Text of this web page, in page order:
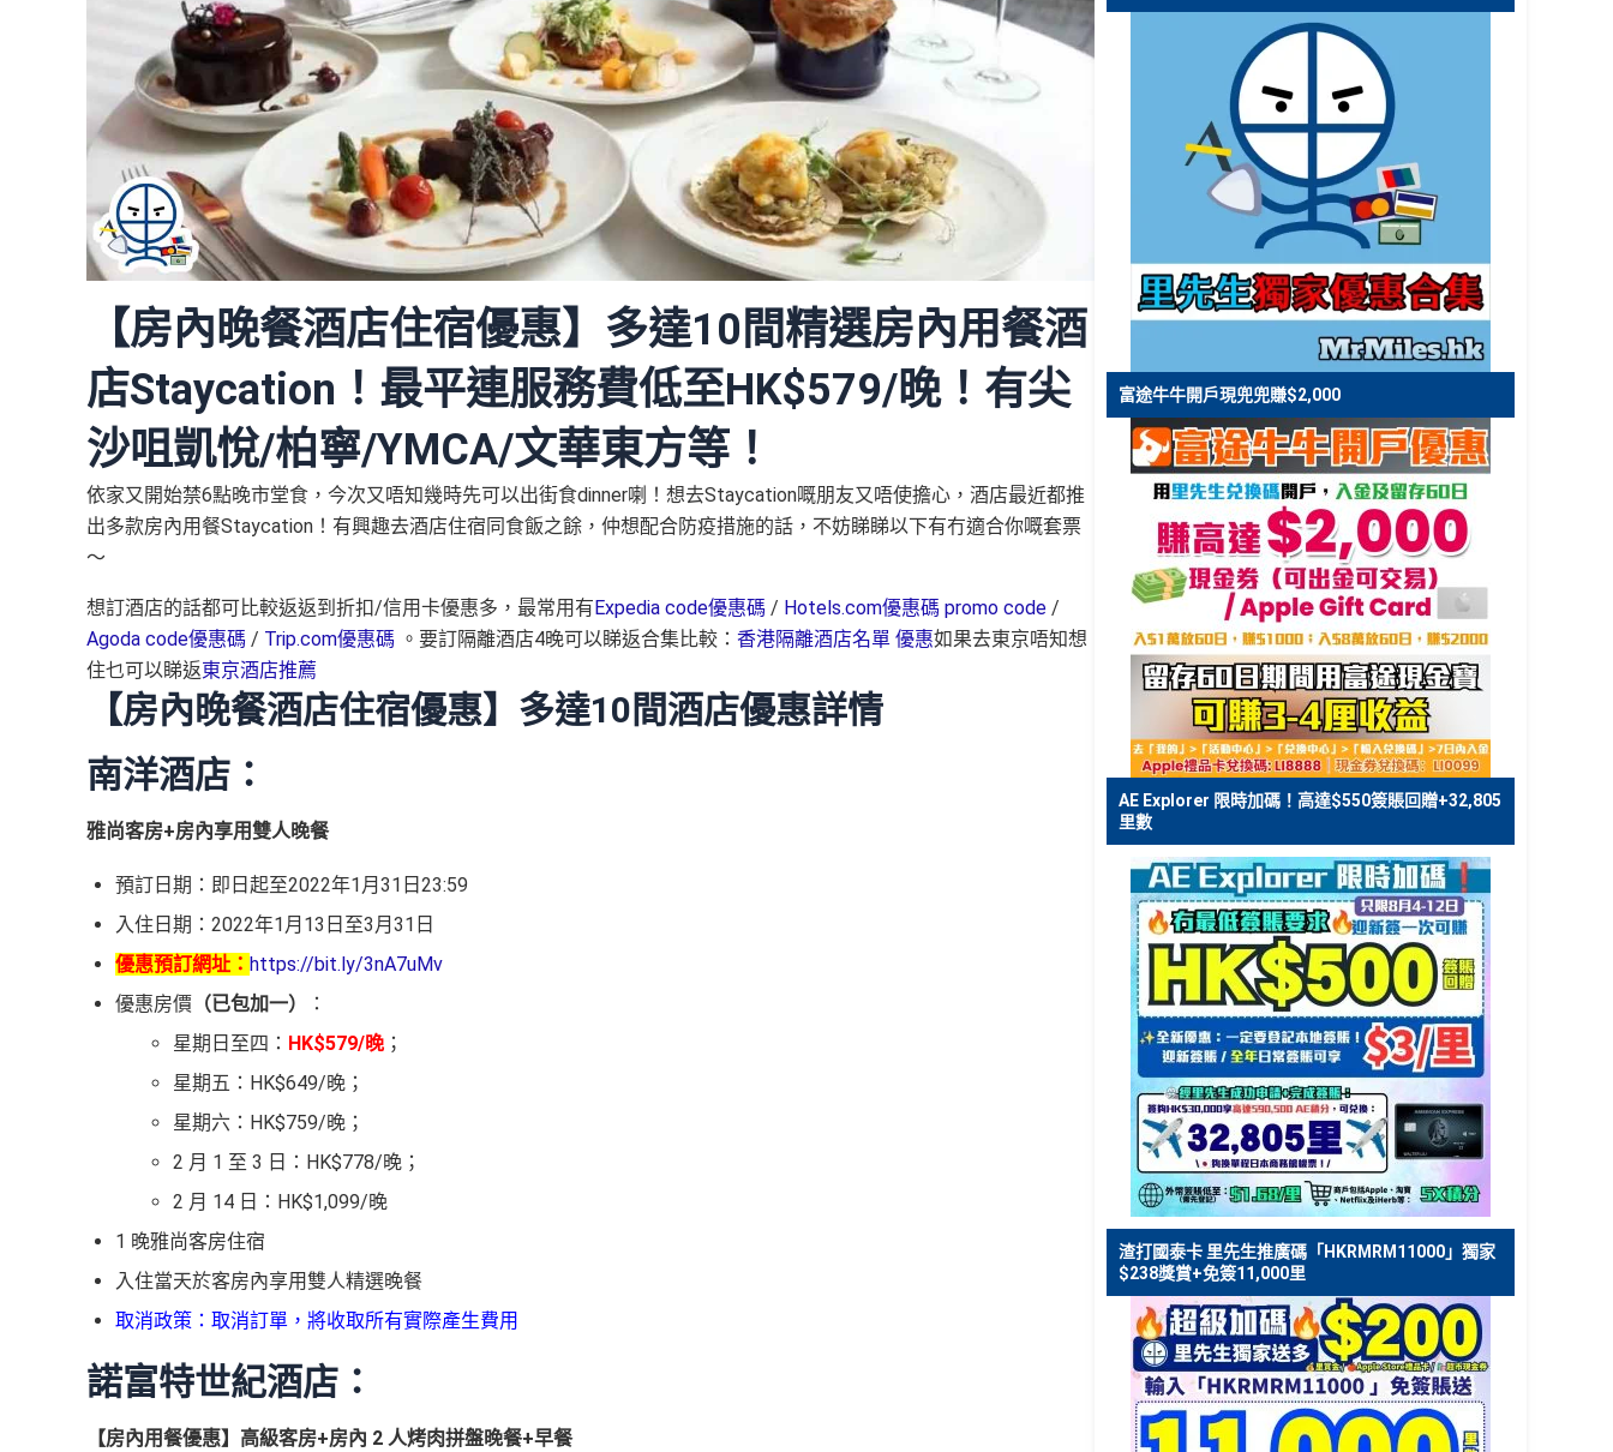
【房內晚餐酒店住宿優惠】多達10間精選房內用餐酒
店Staycation！最平連服務費低至HK$579/晚！有尖
沙咀凱悅/柏寧/YMCA/文華東方等！
依家又開始禁6點晚市堂食，今次又唔知幾時先可以出街食dinner喇！想去Staycation嘅朋友又唔使擔心，酒店最近都推
出多款房內用餐Staycation！有興趣去酒店住宿同食飯之餘，仲想配合防疫措施的話，不妨睇睇以下有冇適合你嘅套票
～
想訂酒店的話都可比較返返到折扣/信用卡優惠多，最常用有Expedia code優惠碼 / Hotels.com優惠碼 promo code /
Agoda code優惠碼 / Trip.com優惠碼 。要訂隔離酒店4晚可以睇返合集比較： 香港隔離酒店名單 優惠如果去東京唔知想
住乜可以睇返東京酒店推薦
【房內晚餐酒店住宿優惠】多達10間酒店優惠詳情
南洋酒店：
雅尚客房+房內享用雙人晚餐
預訂日期：即日起至2022年1月31日23:59
入住日期：2022年1月13日至3月31日
優惠預訂網址： https://bit.ly/3nA7uMv
優惠房價 （已包加一）
：
星期日至四： HK$579/晚 ；
星期五：HK$649/晚；
星期六：HK$759/晚；
2 月 1 至 3 日：HK$778/晚；
2 月 14 日：HK$1,099/晚
1 晚雅尚客房住宿
入住當天於客房內享用雙人精選晚餐
取消政策：取消訂單，將收取所有實際產生費用
諾富特世紀酒店：
【房內用餐優惠】高級客房+房內 2 人烤肉拼盤晚餐+早餐
富途牛牛開戶現兜兜賺$2,000
AE Explorer 限時加碼！高達$550簽賬回贈+32,805
里數
渣打國泰卡 里先生推廣碼「HKRMRM11000」獨家
$238獎賞+免簽11,000里